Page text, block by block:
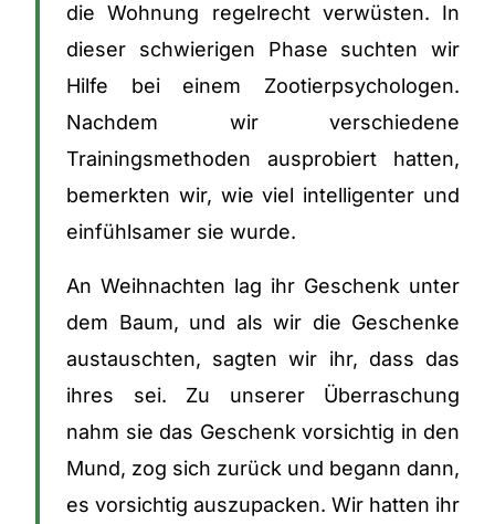
die Wohnung regelrecht verwüsten. In
dieser schwierigen Phase suchten wir
Hilfe bei einem Zootierpsychologen.
Nachdem wir verschiedene
Trainingsmethoden ausprobiert hatten,
bemerkten wir, wie viel intelligenter und
einfühlsamer sie wurde.
An Weihnachten lag ihr Geschenk unter
dem Baum, und als wir die Geschenke
austauschten, sagten wir ihr, dass das
ihres sei. Zu unserer Überraschung
nahm sie das Geschenk vorsichtig in den
Mund, zog sich zurück und begann dann,
es vorsichtig auszupacken. Wir hatten ihr